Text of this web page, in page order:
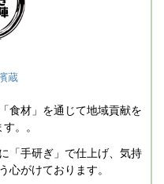
蔵
食材」を通じて地域貢献を
。。
「手研ぎ」で仕上げ、気持
心がけております。